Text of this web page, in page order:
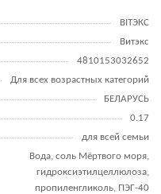
BITЭКС
Витэкс
4810153032652
Для всех возрастных категорий
БЕЛАРУСЬ
0.17
для всей семьи
Вода, соль Мёртвого моря,
гидроксиэтилцеллюлоза,
пропиленгликоль, ПЭГ-40